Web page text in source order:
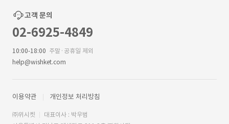
고객 문의
02-6925-4849
10:00-18:00 주말·공휴일 제외
help@wishket.com
이용약관 개인정보 처리방침
㈜위시켓
대표이사 : 박우범